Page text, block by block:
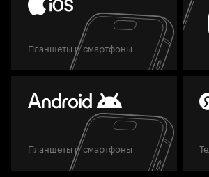
Планшеты и смартфоны
Планшеты и смартфоны